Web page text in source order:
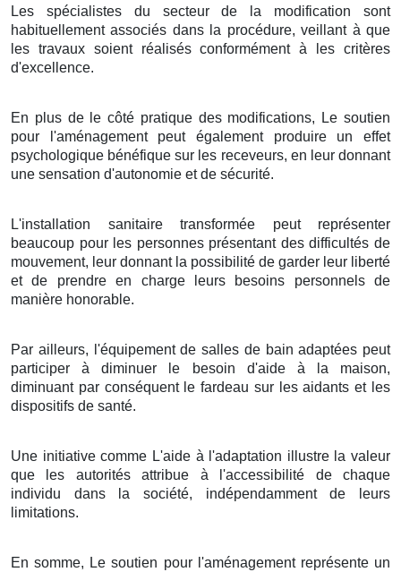
Les spécialistes du secteur de la modification sont
habituellement associés dans la procédure, veillant à que
les travaux soient réalisés conformément à les critères
d'excellence.
En plus de le côté pratique des modifications, Le soutien
pour l'aménagement peut également produire un effet
psychologique bénéfique sur les receveurs, en leur donnant
une sensation d'autonomie et de sécurité.
L'installation sanitaire transformée peut représenter
beaucoup pour les personnes présentant des difficultés de
mouvement, leur donnant la possibilité de garder leur liberté
et de prendre en charge leurs besoins personnels de
manière honorable.
Par ailleurs, l'équipement de salles de bain adaptées peut
participer à diminuer le besoin d'aide à la maison,
diminuant par conséquent le fardeau sur les aidants et les
dispositifs de santé.
Une initiative comme L'aide à l'adaptation illustre la valeur
que les autorités attribue à l'accessibilité de chaque
individu dans la société, indépendamment de leurs
limitations.
En somme, Le soutien pour l'aménagement représente un